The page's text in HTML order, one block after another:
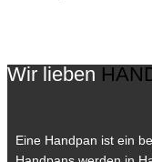
Wir lieben
Eine Handpan ist ein